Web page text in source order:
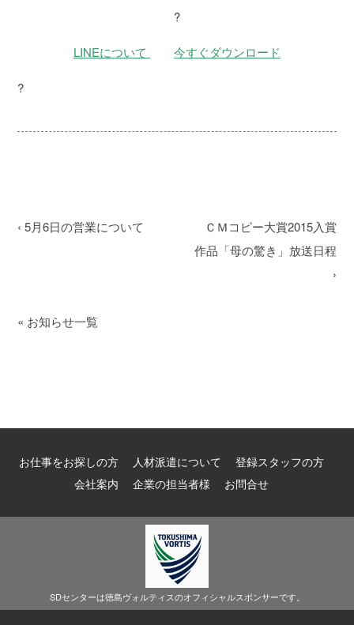
?
LINEについて 今すぐダウンロード
?
ＣＭコピー大賞2015入賞
作品「母の驚き」放送日程
›
‹5月6日の営業について
« お知らせ一覧
お仕事をお探しの方 人材派遣について
登録スタッフの方
会社案内
企業の担当者様 お問合せ
SDセンターは徳島ヴォルティスのオフィシャルスポンサーです。